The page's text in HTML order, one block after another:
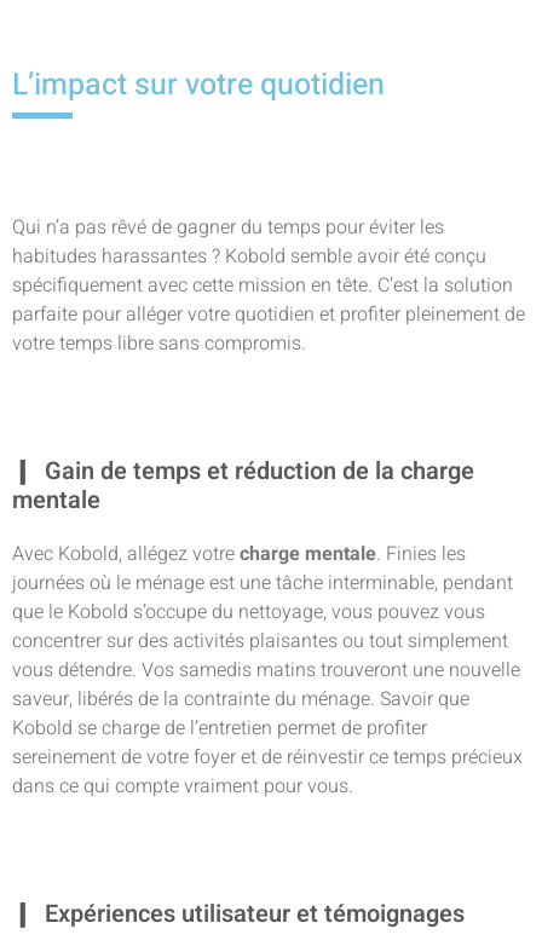
L’impact sur votre quotidien
Qui n’a pas rêvé de gagner du temps pour éviter les
habitudes harassantes ? Kobold semble avoir été conçu
spécifiquement avec cette mission en tête. C’est la solution
parfaite pour alléger votre quotidien et profiter pleinement de
votre temps libre sans compromis.
Gain de temps et réduction de la charge
mentale
Avec Kobold, allégez votrecharge mentale. Finies les
journées où le ménage est une tâche interminable, pendant
que le Kobold s’occupe du nettoyage, vous pouvez vous
concentrer sur des activités plaisantes ou tout simplement
vous détendre. Vos samedis matins trouveront une nouvelle
saveur, libérés de la contrainte du ménage. Savoir que
Kobold se charge de l’entretien permet de profiter
sereinement de votre foyer et de réinvestir ce temps précieux
dans ce qui compte vraiment pour vous.
Expériences utilisateur et témoignages